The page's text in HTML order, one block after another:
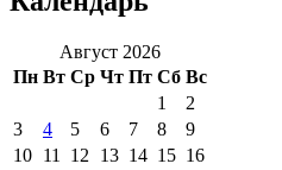
Август 2026
Пн Вт Ср Чт Пт Сб Вс
1
2
3
4 5 6 7 8
9
10 11 12 13 14 15 16